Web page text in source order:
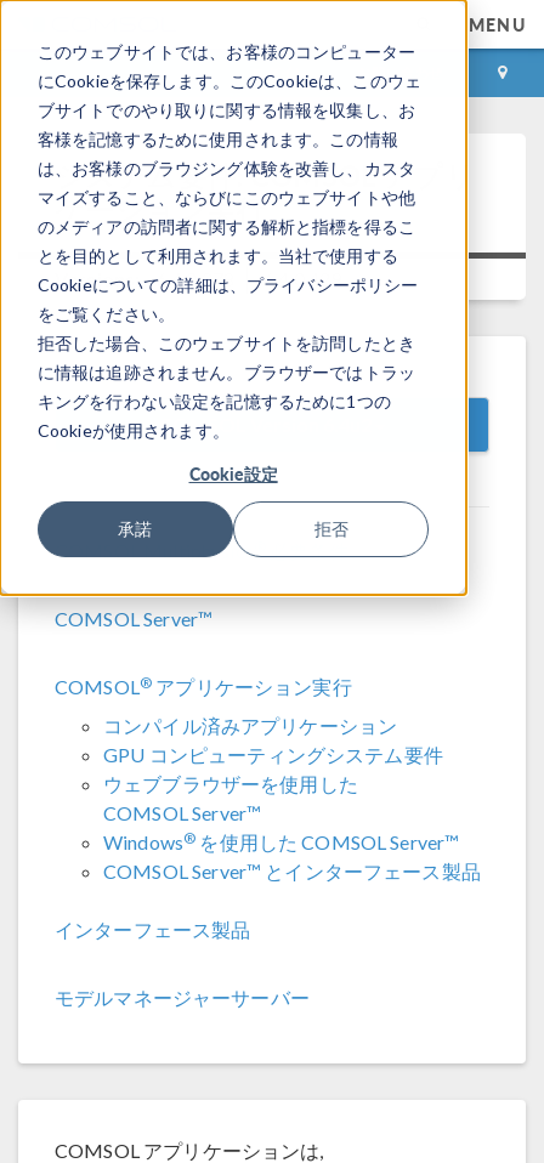
このウェブサイトでは、お客様のコンピューター
にCookieを保存します。このCookieは、このウェ
ブサイトでのやり取りに関する情報を収集し、お
客様を記憶するために使用されます。この情報
は、お客様のブラウジング体験を改善し、カスタ
マイズすること、ならびにこのウェブサイトや他
のメディアの訪問者に関する解析と指標を得るこ
とを目的として利用されます。当社で使用する
Cookieについての詳細は、プライバシーポリシー
をご覧ください。
拒否した場合、このウェブサイトを訪問したとき
に情報は追跡されません。ブラウザーではトラッ
キングを行わない設定を記憶するために1つの
Cookieが使用されます。
Cookie設定
承諾 拒否
MENU
ログイン お問い合わせ
システム要件: COMSOL アプリ
ケーション実行
Versions: 6.4.0.378 6.4.0.429
COMSOL Version 6.4u2
COMSOL Multiphysics 必要条件
COMSOL Server™
COMSOL® アプリケーション実行
コンパイル済みアプリケーション
GPU コンピューティングシステム要件
ウェブブラウザーを使用した
COMSOL Server™
Windows® を使用した COMSOL Server™
COMSOL Server™ とインターフェース製品
インターフェース製品
モデルマネージャーサーバー
COMSOL アプリケーションは,